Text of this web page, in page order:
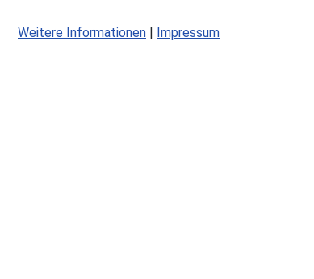
Weitere Informationen | Impressum